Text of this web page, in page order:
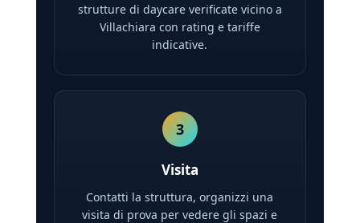
strutture di daycare verificate vicino a
Villachiara con rating e tariffe
indicative.
3
Visita
Contatti la struttura, organizzi una
visita di prova per vedere gli spazi e